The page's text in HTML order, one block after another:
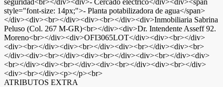
seguridad<br></div><div>- Cercado eléctrico</div><div><span
style="font-size: 14px;">- Planta potabilizadora de agua</span>
</div><div><br></div><div><br></div><div>Inmobiliaria Sabrina
Peluso (Col. 267 M-GR)<br></div><div>Dr. Intendente Asseff 92.
Moreno<br></div><div>OFI3065LOT</div><div><br></div>
<div><br></div><div><br></div><div><br></div><div><br>
</div><div><br></div><div><br></div><div><br></div><div>
<br></div><div><br></div><div><br></div><div><br></div>
<div><br></div><p></p><br>
ATRIBUTOS EXTRA